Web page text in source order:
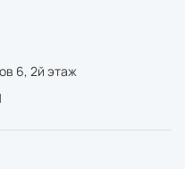
6, 2й этаж